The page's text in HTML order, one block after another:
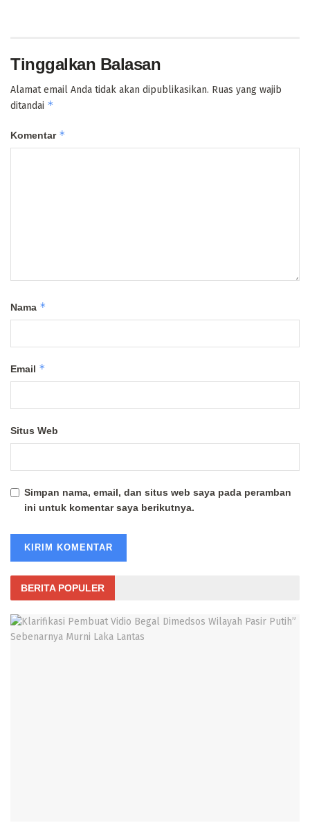
Tinggalkan Balasan
Alamat email Anda tidak akan dipublikasikan. Ruas yang wajib
ditandai *
Komentar *
Nama *
Email *
Situs Web
Simpan nama, email, dan situs web saya pada peramban
ini untuk komentar saya berikutnya.
BERITA POPULER